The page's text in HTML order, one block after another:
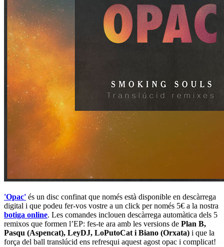
'Opac' és un disc confinat que només està disponible en descàrrega
digital i que podeu fer-vos vostre a un click per només 5€ a la nostra
botiga online. Les comandes inclouen descàrrega automàtica dels 5
remixos que formen l’EP: fes-te ara amb les versions de Plan B,
Pasqu (Aspencat), LeyDJ, LoPutoCat i Biano (Orxata) i que la
força del ball translúcid ens refresqui aquest agost opac i complicat!